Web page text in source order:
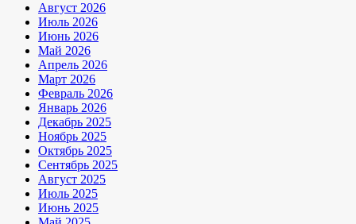
Август 2026
Июль 2026
Июнь 2026
Май 2026
Апрель 2026
Март 2026
Февраль 2026
Январь 2026
Декабрь 2025
Ноябрь 2025
Октябрь 2025
Сентябрь 2025
Август 2025
Июль 2025
Июнь 2025